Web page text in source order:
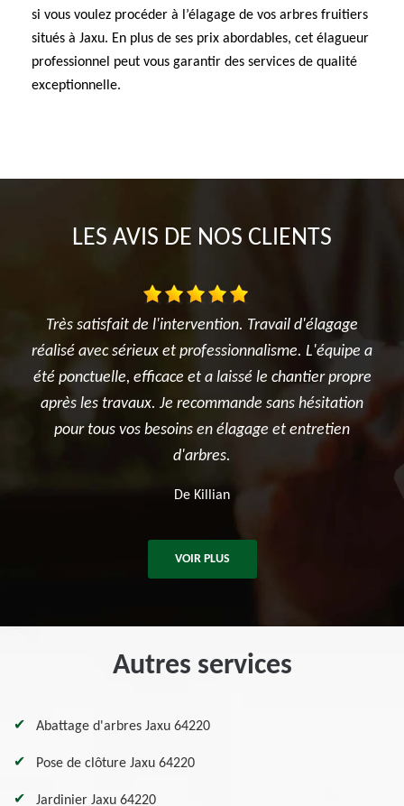
si vous voulez procéder à l’élagage de vos arbres fruitiers
situés à Jaxu. En plus de ses prix abordables, cet élagueur
professionnel peut vous garantir des services de qualité
exceptionnelle.
LES AVIS DE NOS CLIENTS
a
propre
Je suis ravi des travaux réalisés dans mon jardin
l'élagage du cerisier, l'entretien des rosiers, la
et surtout le terrassement et la création du jardin
potager. Je recommande sincèrement cette
entreprise.
VOIR PLUS
Autres services
Abattage d'arbres Jaxu 64220
Pose de clôture Jaxu 64220
Jardinier Jaxu 64220